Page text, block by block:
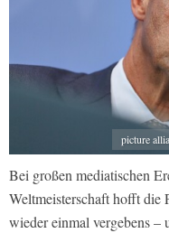
picture
Bei großen mediatischen
Weltmeisterschaft hofft
wieder einmal vergebens –